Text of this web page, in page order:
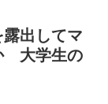
ンテナ！
持って税率
政権”への意
ーSUV」に /
露出してマ
大学生の